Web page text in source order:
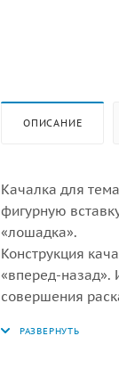
ОПИСАНИЕ
Качалка для
фигурную
«лошадка».
Конструкция
«вперед-назад».
совершения